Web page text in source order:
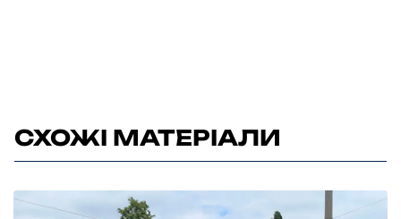
СХОЖІ МАТЕРІАЛИ